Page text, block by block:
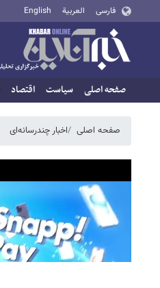
فارسی العربية English
صفحه اصلی سیاست اقتصاد
صفحه اصلی اخبار چندرسانه‌ای